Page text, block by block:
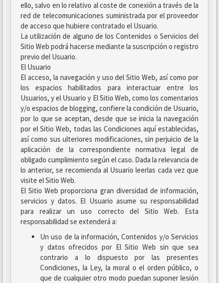
ello, salvo en lo relativo al coste de conexión a través de la
red de telecomunicaciones suministrada por el proveedor
de acceso que hubiere contratado el Usuario.
La utilización de alguno de los Contenidos o Servicios del
Sitio Web podrá hacerse mediante la suscripción o registro
previo del Usuario.
El Usuario
El acceso, la navegación y uso del Sitio Web, así como por
los espacios habilitados para interactuar entre los
Usuarios, y el Usuario y El Sitio Web, como los comentarios
y/o espacios de blogging, confiere la condición de Usuario,
por lo que se aceptan, desde que se inicia la navegación
por el Sitio Web, todas las Condiciones aquí establecidas,
así como sus ulteriores modificaciones, sin perjuicio de la
aplicación de la correspondiente normativa legal de
obligado cumplimiento según el caso. Dada la relevancia de
lo anterior, se recomienda al Usuario leerlas cada vez que
visite el Sitio Web.
El Sitio Web proporciona gran diversidad de información,
servicios y datos. El Usuario asume su responsabilidad
para realizar un uso correcto del Sitio Web. Esta
responsabilidad se extenderá a:
Un uso de la información, Contenidos y/o Servicios
y datos ofrecidos por El Sitio Web sin que sea
contrario a lo dispuesto por las presentes
Condiciones, la Ley, la moral o el orden público, o
que de cualquier otro modo puedan suponer lesión